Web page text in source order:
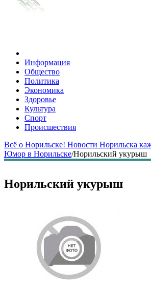
Информация
Общество
Политика
Экономика
Здоровье
Культура
Спорт
Происшествия
Всё о Норильске! Новости Норильска
Юмор в Норильске/Норильский укурыш
Норильский укурыш